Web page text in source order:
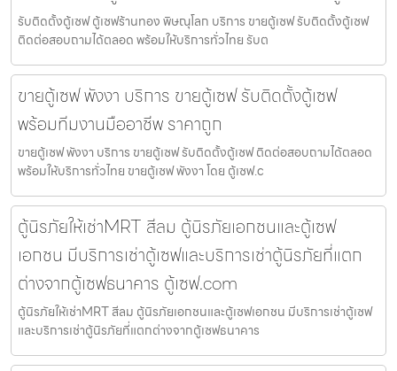
รับติดตั้งตู้เซฟ ตู้เซฟร้านทอง พิษณุโลก บริการ ขายตู้เซฟ รับติดตั้งตู้เซฟ
ติดต่อสอบถามได้ตลอด พร้อมให้บริการทั่วไทย รับต
ขายตู้เซฟ พังงา บริการ ขายตู้เซฟ รับติดตั้งตู้เซฟ
พร้อมทีมงานมืออาชีพ ราคาถูก
ขายตู้เซฟ พังงา บริการ ขายตู้เซฟ รับติดตั้งตู้เซฟ ติดต่อสอบถามได้ตลอด
พร้อมให้บริการทั่วไทย ขายตู้เซฟ พังงา โดย ตู้เซฟ.c
ตู้นิรภัยให้เช่าMRT สีลม ตู้นิรภัยเอกชนและตู้เซฟ
เอกชน มีบริการเช่าตู้เซฟและบริการเช่าตู้นิรภัยที่แตก
ต่างจากตู้เซฟธนาคาร ตู้เซฟ.com
ตู้นิรภัยให้เช่าMRT สีลม ตู้นิรภัยเอกชนและตู้เซฟเอกชน มีบริการเช่าตู้เซฟ
และบริการเช่าตู้นิรภัยที่แตกต่างจากตู้เซฟธนาคาร